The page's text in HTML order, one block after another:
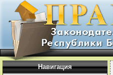
Навигация